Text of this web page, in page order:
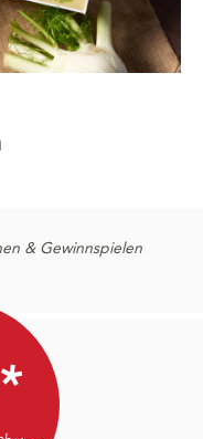
& Gewinnspielen